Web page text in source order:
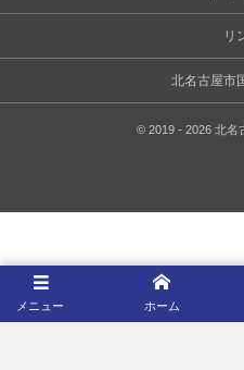
リ
北名古屋市
© 2019 - 2026 北名
メニュー ホーム